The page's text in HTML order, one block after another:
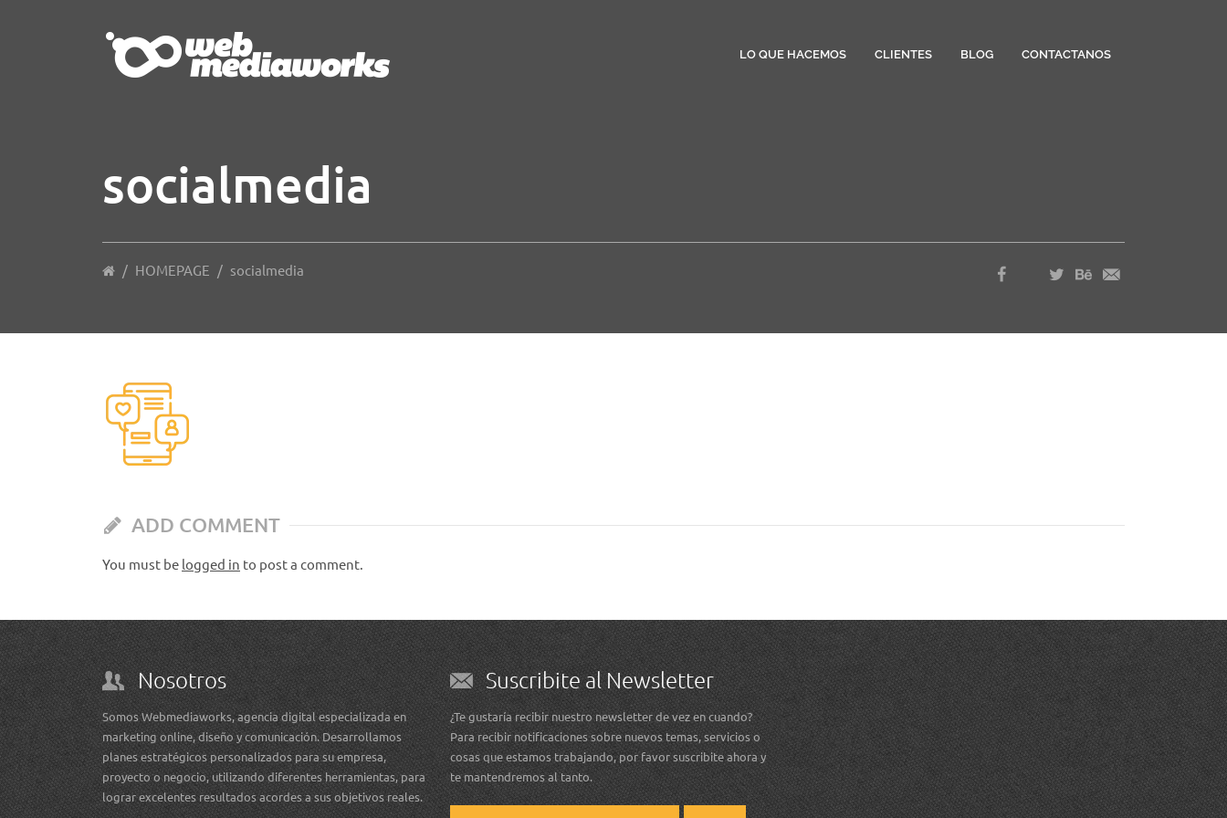
LO QUE HACEMOS CLIENTES BLOG CONTACTANOS
socialmedia
/ HOMEPAGE / socialmedia
ADD COMMENT
You must be logged in to post a comment.
Nosotros
Somos Webmediaworks, agencia digital especializada en
marketing online, diseño y comunicación. Desarrollamos
planes estratégicos personalizados para su empresa,
proyecto o negocio, utilizando diferentes herramientas, para
lograr excelentes resultados acordes a sus objetivos reales.
Suscribite al Newsletter
¿Te gustaría recibir nuestro newsletter de vez en cuando?
Para recibir notificaciones sobre nuevos temas, servicios o
cosas que estamos trabajando, por favor suscribite ahora y
te mantendremos al tanto.